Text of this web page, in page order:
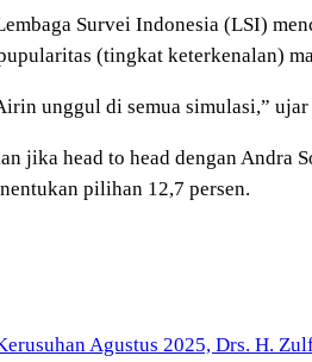
Survei Indonesia (LSI)
(tingkat keterkenalan)
unggul di semua simulasi,”
jika head to head dengan
pilihan 12,7 persen.
Agustus 2025, Drs. H.